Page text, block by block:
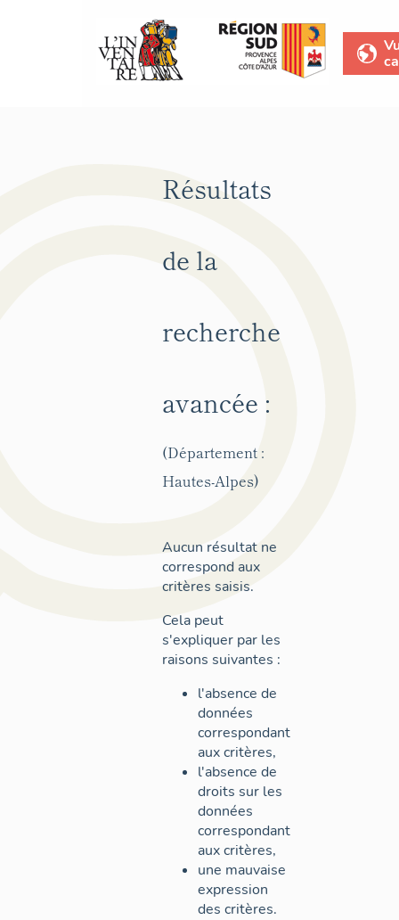
Résultats
de la
recherche
avancée :
(Département :
Hautes-Alpes)
Aucun résultat ne
correspond aux
critères saisis.
Cela peut
s'expliquer par les
raisons suivantes :
l'absence de
données
correspondant
aux critères,
l'absence de
droits sur les
données
correspondant
aux critères,
une mauvaise
expression
des critères.